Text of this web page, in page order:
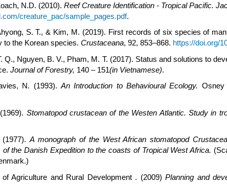
N.D. (2010). Reef Creature Identification - Tropical Pacific.
creature_pac/sample_pages.pdf.
S. T., & Kim, M. (2019). First records of six species of
to the Korean species. Crustaceana, 92, 853–868. https://doi.org/
Q., Nguyen, B. V., Pham, M. T. (2017). Status and solutions to
Journal of Forestry, 140 – 151(in Vietnamese).
N. (1993). An Introduction to Behavioural Ecology. Osney
Stomatopod crustacean of the Westen Atlantic. Study in
A monograph of the West African stomatopod
the Danish Expedition to the coasts of Tropical West Africa.
Agriculture and Rural Development . (2009)Planning and